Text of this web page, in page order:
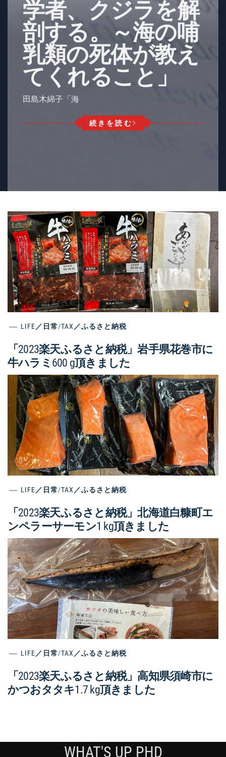
学者、クジラを解
剖する。～海の哺
乳類の死体が教え
てくれること」
田島木綿子「海
続きを読む
LIFE／日常/TAX／ふるさと納税
「2023楽天ふるさと納税」岩手県花巻市に
牛ハラミ600 g頂きました
LIFE／日常/TAX／ふるさと納税
「2023楽天ふるさと納税」北海道白糠町エ
ンペラーサーモン1 kg頂きました
LIFE／日常/TAX／ふるさと納税
「2023楽天ふるさと納税」高知県須崎市に
かつおタタキ1.7 kg頂きました
WHAT'S UP PHD